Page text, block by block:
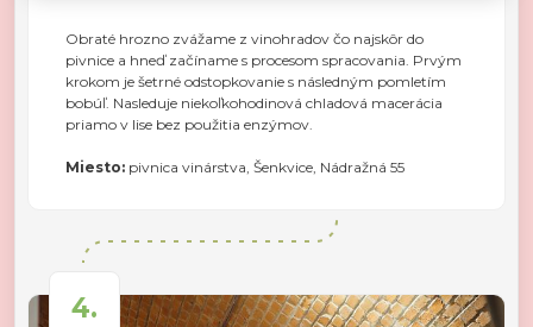
Obraté hrozno zvážame z vinohradov čo najskôr do
pivnice a hneď začíname s procesom spracovania. Prvým
krokom je šetrné odstopkovanie s následným pomletím
bobúľ. Nasleduje niekoľkohodinová chladová macerácia
priamo v lise bez použitia enzýmov.
Miesto: pivnica vinárstva, Šenkvice, Nádražná 55
4.